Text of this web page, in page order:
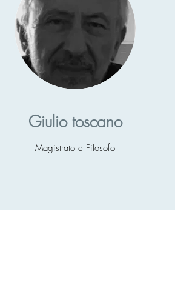
Giulio toscano
Magistrato e Filosofo